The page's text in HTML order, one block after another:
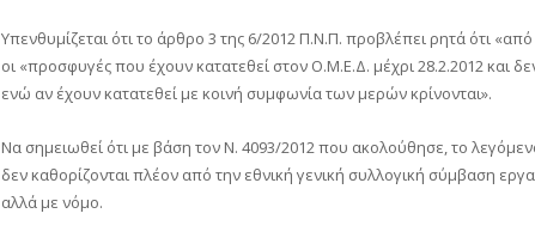
Υπενθυμίζεται ότι το άρθρο 3 της 6/2012 Π.Ν.Π. προβλέπει ρητά ότι
οι «προσφυγές που έχουν κατατεθεί στον Ο.Μ.Ε.Δ. μέχρι 28.2.2012 και
ενώ αν έχουν κατατεθεί με κοινή συμφωνία των μερών κρίνονται».
Να σημειωθεί ότι με βάση τον Ν. 4093/2012 που ακολούθησε, το
δεν καθορίζονται πλέον από την εθνική γενική συλλογική σύμβαση
αλλά με νόμο.